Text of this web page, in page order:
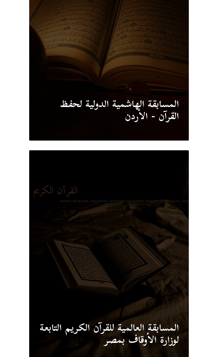
المسابقة العالمية للقرآن الكريم التابعة
لوزارة الأوقاف بمصر
المسابقة الهاشمية الدولية لحفظ
القرآن - الأردن